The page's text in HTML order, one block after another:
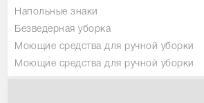
Напольные знаки
Безведерная уборка
Моющие средства для ручной уборки
Моющие средства для ручной уборки